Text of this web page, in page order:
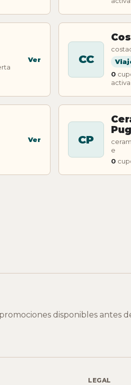
Ver CC
0
activa
Ver CP
e
0
disponibles antes
LEGAL